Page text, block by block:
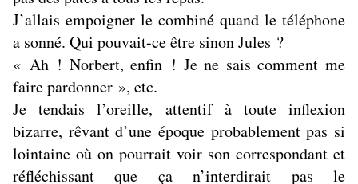
J’allais empoigner le combiné quand le téléphone
a sonné. Qui pouvait-ce être sinon Jules ?
« Ah ! Norbert, enfin ! Je ne sais comment me
faire pardonner », etc.
Je tendais l’oreille, attentif à toute inflexion
bizarre, rêvant d’une époque probablement pas si
lointaine où on pourrait voir son correspondant et
réfléchissant que ça n’interdirait pas le